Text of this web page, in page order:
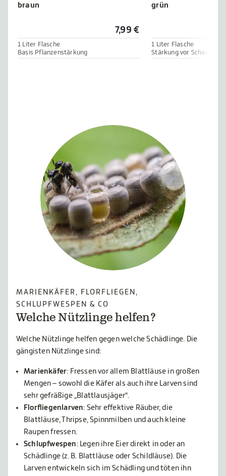
braun
7,99 €
1 Liter Flasche
Basis Pflanzenstärkung
grün
1 Liter Flasche
Stärkung vor
MARIENKÄFER, FLORFLIEGEN,
SCHLUPFWESPEN & CO
Welche Nützlinge helfen?
Welche Nützlinge helfen gegen welche Schädlinge. Die
gängisten Nützlinge sind:
Marienkäfer: Fressen vor allem Blattläuse in großen
Mengen – sowohl die Käfer als auch ihre Larven sind
sehr gefräßige „Blattlausjäger“.
Florfliegenlarven: Sehr effektive Räuber, die
Blattläuse, Thripse, Spinnmilben und auch kleine
Raupen fressen.
Schlupfwespen: Legen ihre Eier direkt in oder an
Schädlinge (z. B. Blattläuse oder Schildläuse). Die
Larven entwickeln sich im Schädling und töten ihn